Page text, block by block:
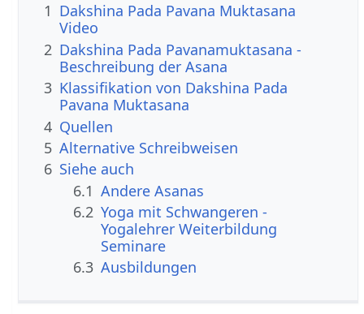
1 Dakshina Pada Pavana Muktasana
Video
2 Dakshina Pada Pavanamuktasana -
Beschreibung der Asana
3 Klassifikation von Dakshina Pada
Pavana Muktasana
4 Quellen
5 Alternative Schreibweisen
6 Siehe auch
6.1 Andere Asanas
6.2 Yoga mit Schwangeren -
Yogalehrer Weiterbildung
Seminare
6.3 Ausbildungen